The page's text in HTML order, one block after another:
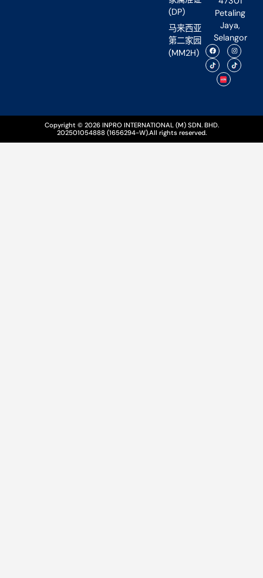
(DP)
马来西亚
第二家园
(MM2H)
Petaling
Jaya,
Selangor
Copyright © 2026 INPRO INTERNATIONAL (M) SDN. BHD.
202501054888 (1656294-W).All rights reserved.